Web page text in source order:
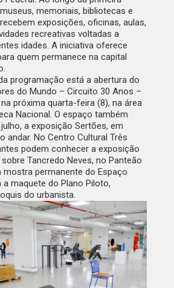
memoriais, bibliotecas e
exposições, oficinas, aulas,
recreativas voltadas a
idades. A iniciativa oferece
quem permanece na capital
programação está a abertura do
do Mundo – Circuito 30 Anos –
na próxima quarta-feira (8), na área
Nacional. O espaço também
a exposição Sertões, em
andar. No Centro Cultural Três
podem conhecer a exposição
Tancredo Neves, no Panteão
mostra permanente do Espaço
maquete do Plano Piloto,
do urbanista.